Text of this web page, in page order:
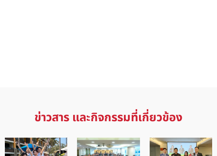
ข่าวสาร และกิจกรรมที่เกี่ยวข้อง